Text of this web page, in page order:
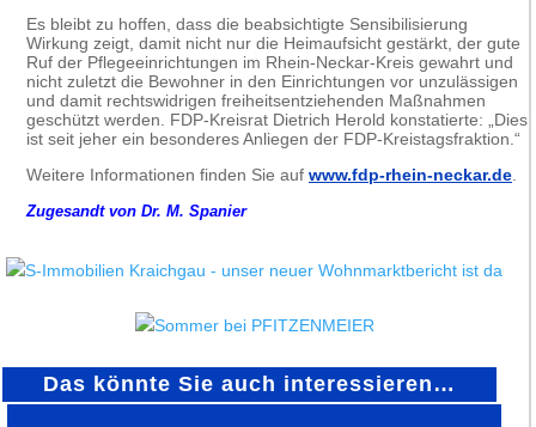
Es bleibt zu hoffen, dass die beabsichtigte Sensibilisierung
Wirkung zeigt, damit nicht nur die Heimaufsicht gestärkt, der gute
Ruf der Pflegeeinrichtungen im Rhein-Neckar-Kreis gewahrt und
nicht zuletzt die Bewohner in den Einrichtungen vor unzulässigen
und damit rechtswidrigen freiheitsentziehenden Maßnahmen
geschützt werden. FDP-Kreisrat Dietrich Herold konstatierte: „Dies
ist seit jeher ein besonderes Anliegen der FDP-Kreistagsfraktion.“
Weitere Informationen finden Sie auf www.fdp-rhein-neckar.de
Zugesandt von Dr. M. Spanier
Das könnte Sie auch interessieren…